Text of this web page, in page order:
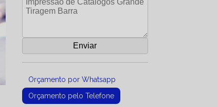
Orçamento por Whatsapp
Orçamento pelo Telefone